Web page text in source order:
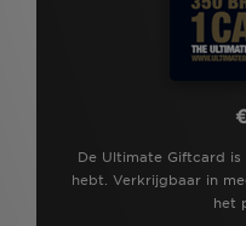
De Ultimate Giftcard
hebt. Verkrijgbaar in
het